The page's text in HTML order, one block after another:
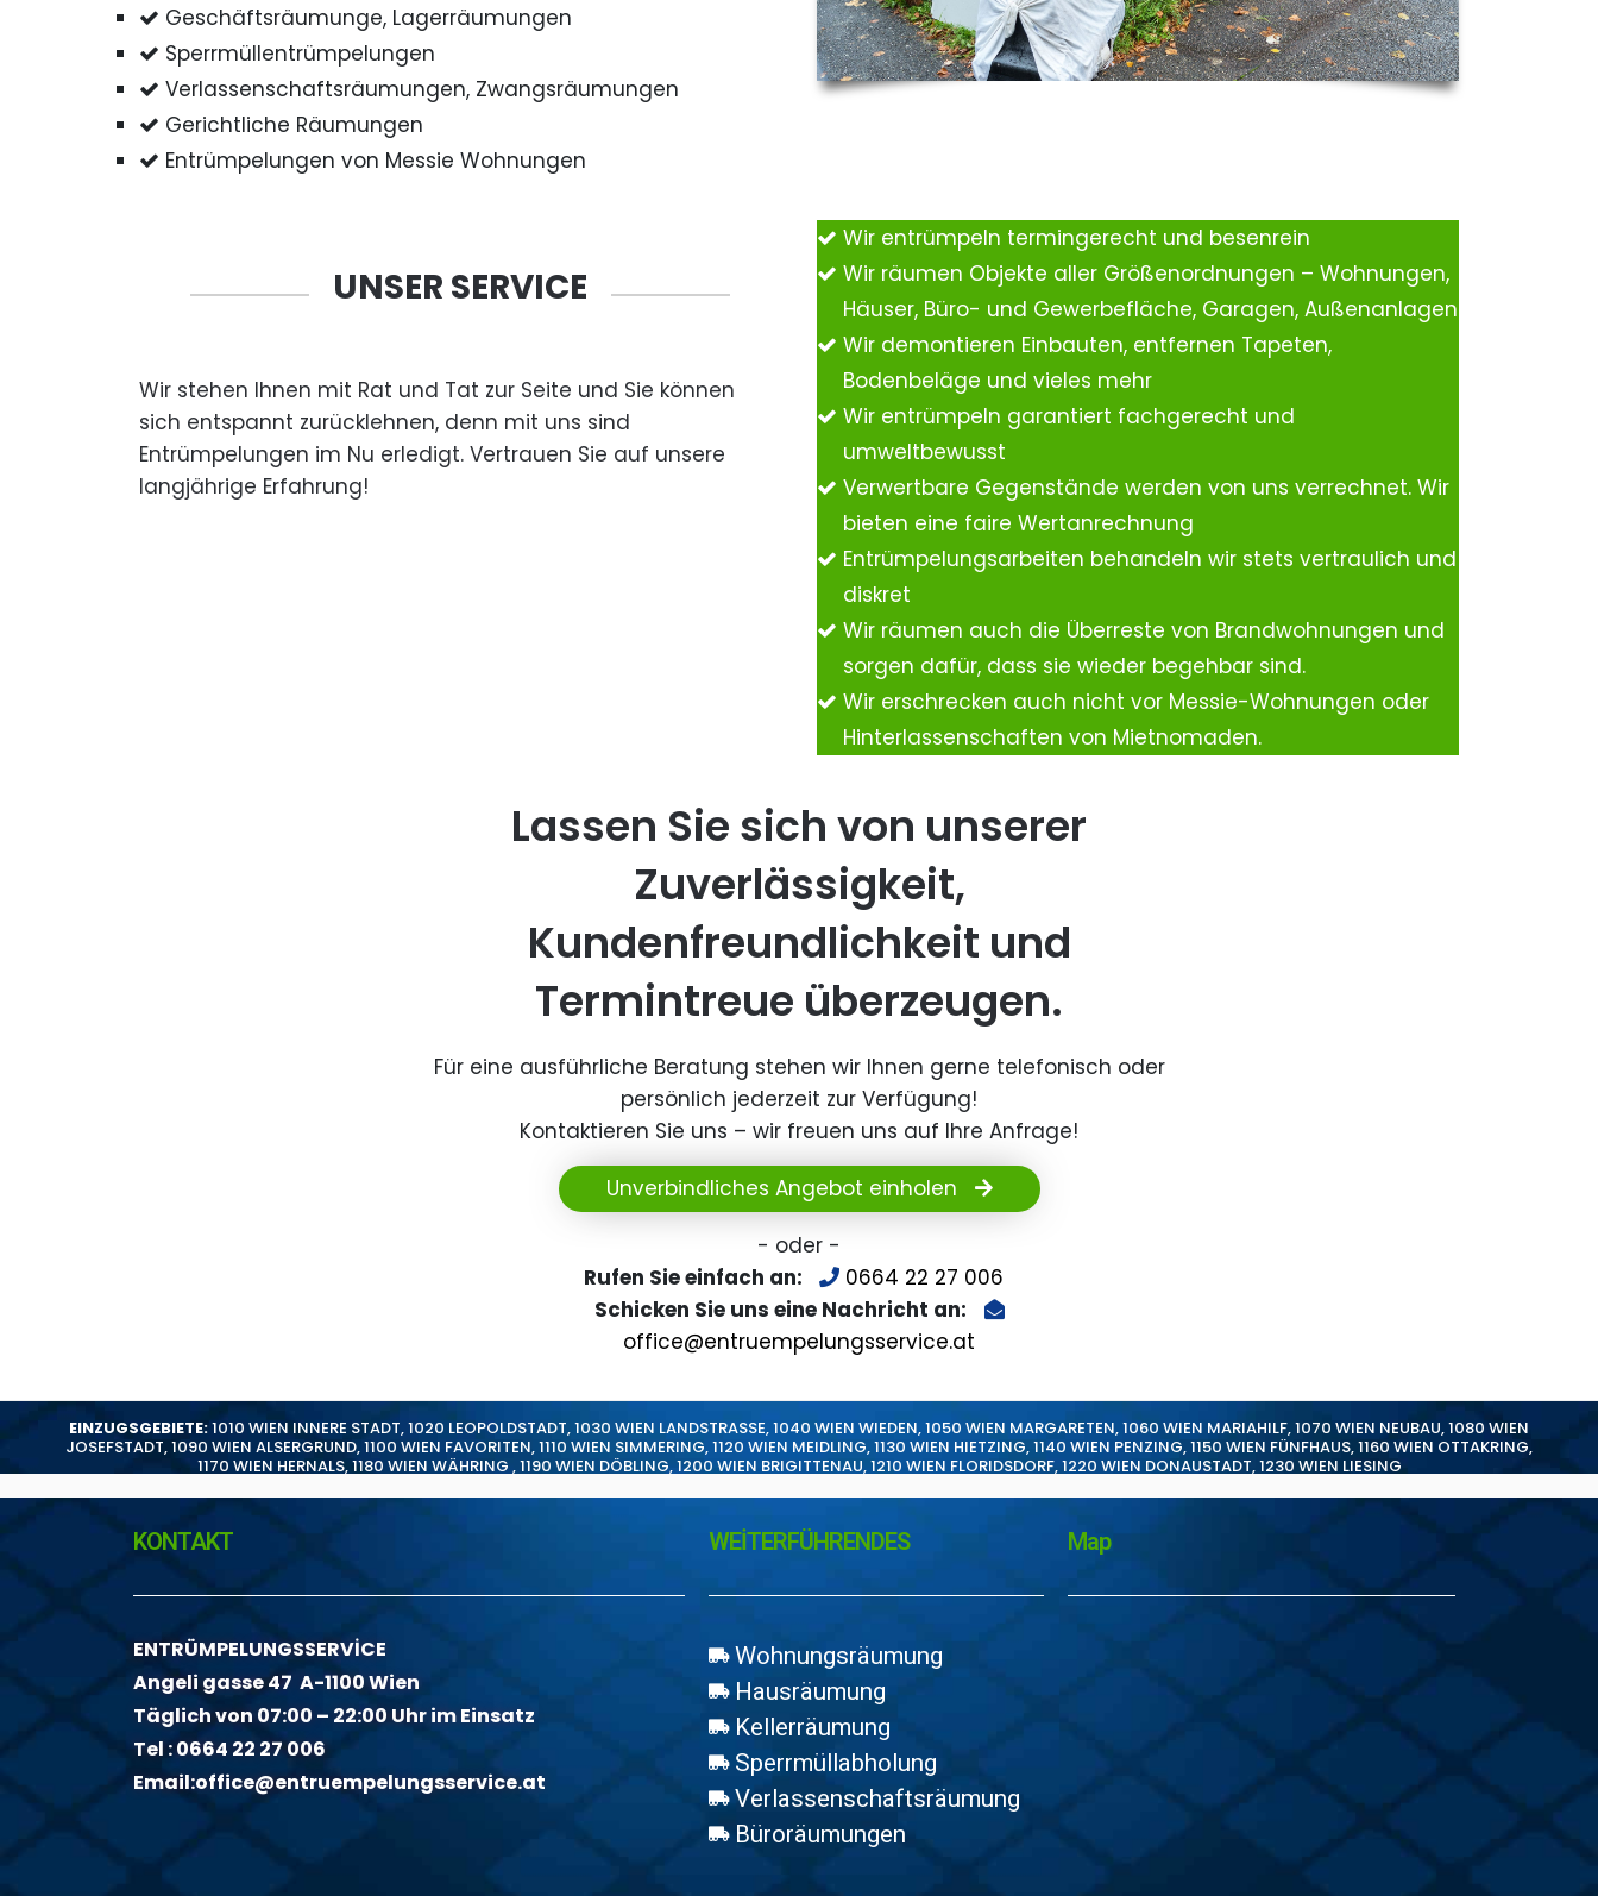
Geschäftsräumunge, Lagerräumungen
Sperrmüllentrümpelungen
Verlassenschaftsräumungen, Zwangsräumungen
Gerichtliche Räumungen
Entrümpelungen von Messie Wohnungen
UNSER SERVICE
Wir stehen Ihnen mit Rat und Tat zur Seite und Sie können
sich entspannt zurücklehnen, denn mit uns sind
Entrümpelungen im Nu erledigt. Vertrauen Sie auf unsere
langjährige Erfahrung!
Wir entrümpeln termingerecht und besenrein
Wir räumen Objekte aller Größenordnungen – Wohnungen,
Häuser, Büro- und Gewerbefläche, Garagen, Außenanlagen
Wir demontieren Einbauten, entfernen Tapeten,
Bodenbeläge und vieles mehr
Wir entrümpeln garantiert fachgerecht und
umweltbewusst
Verwertbare Gegenstände werden von uns verrechnet. Wir
bieten eine faire Wertanrechnung
Entrümpelungsarbeiten behandeln wir stets vertraulich und
diskret
Wir räumen auch die Überreste von Brandwohnungen und
sorgen dafür, dass sie wieder begehbar sind.
Wir erschrecken auch nicht vor Messie-Wohnungen oder
Hinterlassenschaften von Mietnomaden.
Lassen Sie sich von unserer
Zuverlässigkeit,
Kundenfreundlichkeit und
Termintreue überzeugen.
Für eine ausführliche Beratung stehen wir Ihnen gerne telefonisch oder
persönlich jederzeit zur Verfügung!
Kontaktieren Sie uns – wir freuen uns auf Ihre Anfrage!
Unverbindliches Angebot einholen
- oder -
Rufen Sie einfach an:
0664 22 27 006
Schicken Sie uns eine Nachricht an:
office@entruempelungsservice.at
EINZUGSGEBIETE:1010 WIEN INNERE STADT,1020 LEOPOLDSTADT,1030 WIEN LANDSTRASSE,1040 WIEN WIEDEN,1050 WIEN MARGARETEN,1060 WIEN MARIAHILF,1070 WIEN NEUBAU,1080 WIEN
JOSEFSTADT,1090 WIEN ALSERGRUND,1100 WIEN FAVORITEN,1110 WIEN SIMMERING,1120 WIEN MEIDLING,1130 WIEN HIETZING,1140 WIEN PENZING,1150 WIEN FÜNFHAUS,1160 WIEN OTTAKRING,
1170 WIEN HERNALS,1180 WIEN WÄHRING ,1190 WIEN DÖBLING,1200 WIEN BRIGITTENAU,1210 WIEN FLORIDSDORF,1220 WIEN DONAUSTADT,1230 WIEN LIESING
KONTAKT
ENTRÜMPELUNGSSERVİCE
Angeli gasse 47 A-1100 Wien
Täglich von 07:00 – 22:00 Uhr im Einsatz
Tel :0664 22 27 006
Email:office@entruempelungsservice.at
WEİTERFÜHRENDES
Wohnungsräumung
Hausräumung
Kellerräumung
Sperrmüllabholung
Verlassenschaftsräumung
Büroräumungen
Map